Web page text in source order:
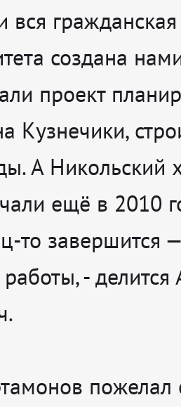
вся
создана
проект
Кузнечики,
А Никольский
ещё в 2010
то завершится
, - делится
пожелал